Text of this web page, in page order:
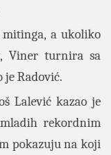
mitinga, a ukoliko
Viner turnira sa
je Radović.
Lalević kazao je
rekordnim
pokazuju na koji